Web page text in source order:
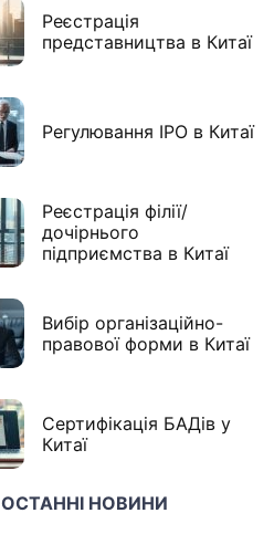
Реєстрація
представництва в Китаї
Регулювання IPO в Китаї
Реєстрація філії/
дочірнього
підприємства в Китаї
Вибір організаційно-
правової форми в Китаї
Сертифікація БАДів у
Китаї
ОСТАННІ НОВИНИ